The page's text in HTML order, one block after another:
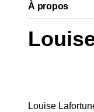
À propos
Louise